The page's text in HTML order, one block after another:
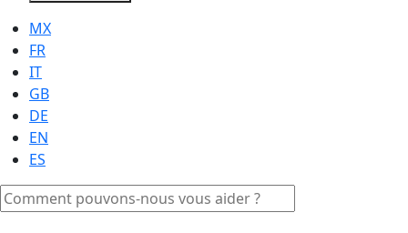
MX
FR
IT
GB
DE
EN
ES